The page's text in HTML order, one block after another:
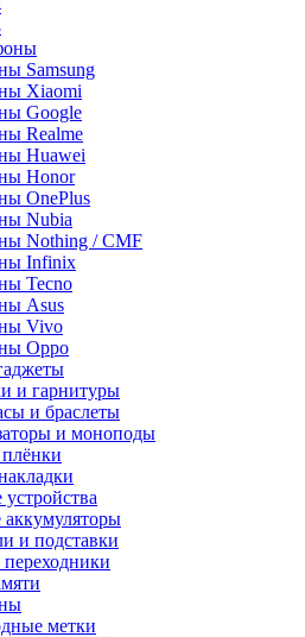
Samsung
Xiaomi
Google
Realme
Huawei
Honor
OnePlus
Nubia
Nothing / CMF
Infinix
Tecno
Asus
Vivo
Oppo
и гарнитуры
и браслеты
и моноподы
и подставки
метки